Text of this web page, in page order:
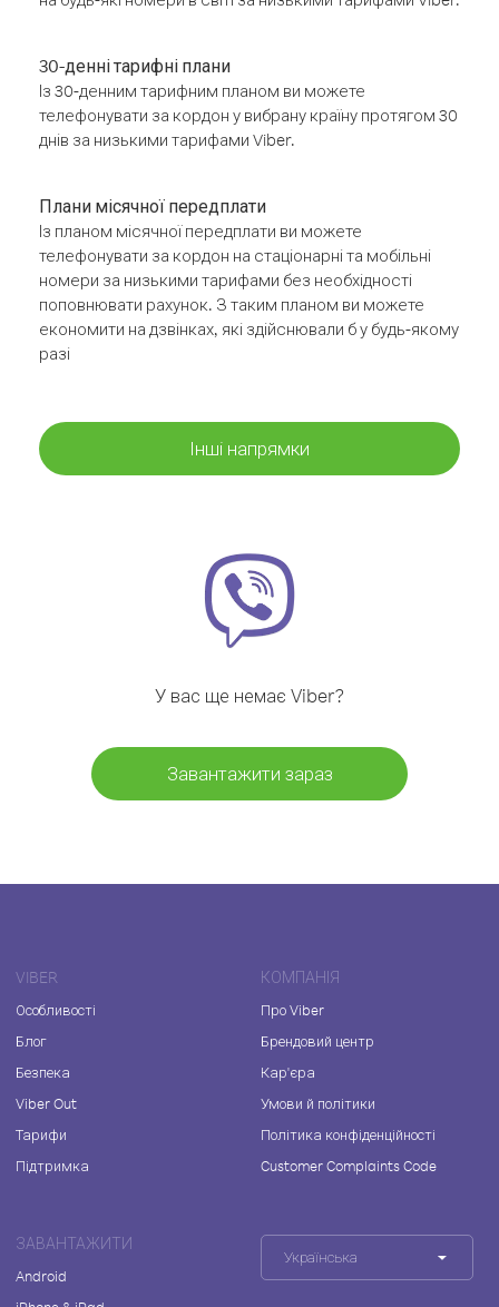
30-денні тарифні плани
Із 30-денним тарифним планом ви можете
телефонувати за кордон у вибрану країну протягом 30
днів за низькими тарифами Viber.
Плани місячної передплати
Із планом місячної передплати ви можете
телефонувати за кордон на стаціонарні та мобільні
номери за низькими тарифами без необхідності
поповнювати рахунок. З таким планом ви можете
економити на дзвінках, які здійснювали б у будь-якому
разі
Інші напрямки
У вас ще немає Viber?
Завантажити зараз
VIBER
Особливості
Блог
Безпека
Viber Out
Тарифи
Підтримка
КОМПАНІЯ
Про Viber
Брендовий центр
Кар'єра
Умови й політики
Політика конфіденційності
Customer Complaints Code
ЗАВАНТАЖИТИ
Android
Українська